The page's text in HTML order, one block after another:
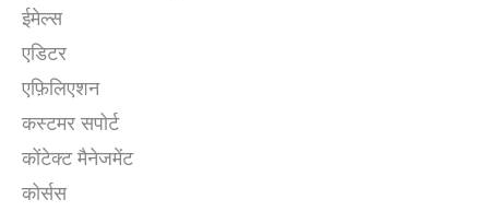
ईमेल्स
एडिटर
एफ़िलिएशन
कस्टमर सपोर्ट
कोंटेक्ट मैनेजमेंट
कोर्सस